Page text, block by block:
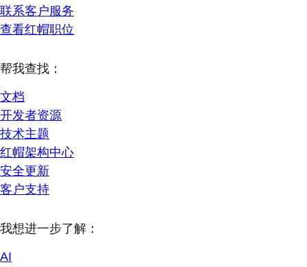
联系客户服务
查看红帽职位
帮我查找：
文档
开发者资源
技术主题
红帽架构中心
安全更新
客户支持
我想进一步了解：
AI